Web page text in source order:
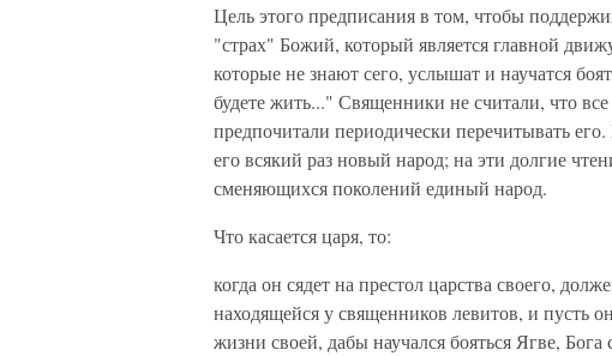
Цель этого предписания в том, чтобы
"страх" Божий, который является главной
которые не знают сего, услышат и научатся
будете жить..." Священники не считали, что
предпочитали периодически перечитывать
его всякий раз новый народ; на эти долгие
сменяющихся поколений единый народ.
Что касается царя, то:
когда он сядет на престол царства своего,
находящейся у священников левитов, и пусть
жизни своей, дабы научался бояться Ягве, Бога